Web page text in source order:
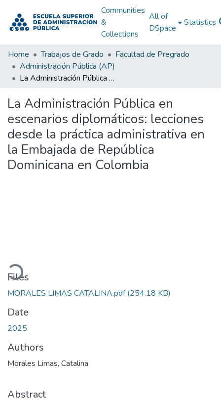
Communities
&
Collections
All of
DSpace
Statistics
Home Trabajos de Grado
Facultad de Pregrado
Administración Pública (AP)
La Administración Pública en escenarios diplomáticos: lecciones desde la práctica administrativa en la Embajada de República Dominicana en Colombia
La Administración Pública en
escenarios diplomáticos: lecciones
desde la práctica administrativa en
la Embajada de República
Dominicana en Colombia
Loading...
Files
MORALES LIMAS CATALINA.pdf(254.18 KB)
Date
2025
Authors
Morales Limas, Catalina
Abstract